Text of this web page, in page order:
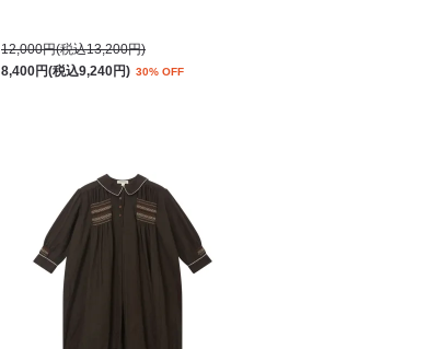
12,000円(税込13,200円)
8,400円(税込9,240円) 30% OFF